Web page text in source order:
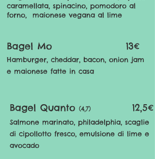
caramellata, spinacino, pomodoro al
forno, maionese vegana al lime
Bagel Mo 13€
Hamburger, cheddar, bacon, onion jam
e maionese fatte in casa
Bagel Quanto (4,7) 12,5€
Salmone marinato, philadelphia, scaglie
di cipollotto fresco, emulsione di lime e
avocado